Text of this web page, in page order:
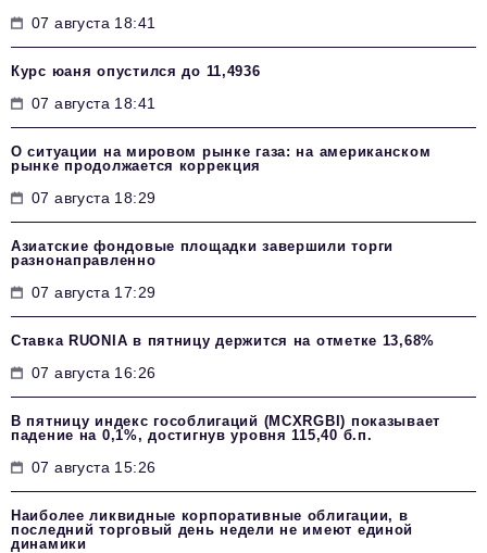
07 августа 18:41
Курс юаня опустился до 11,4936
07 августа 18:41
О ситуации на мировом рынке газа: на американском
рынке продолжается коррекция
07 августа 18:29
Азиатские фондовые площадки завершили торги
разнонаправленно
07 августа 17:29
Ставка RUONIA в пятницу держится на отметке 13,68%
07 августа 16:26
В пятницу индекс гособлигаций (MCXRGBI) показывает
падение на 0,1%, достигнув уровня 115,40 б.п.
07 августа 15:26
Наиболее ликвидные корпоративные облигации, в
последний торговый день недели не имеют единой
динамики